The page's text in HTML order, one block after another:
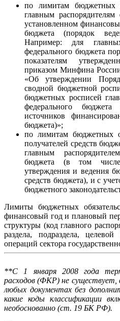
по лимитам бюджетных
главным
установленном
бюджета (порядок
Например: для
федерального бюджета
показателям
приказом Минфина
«Об утверждении
сводной бюджетной
бюджетных росписей
федерального бюджета
источников
бюджета)»;
по лимитам бюджетных
получателей средств
главным
бюджета (в том числе
утверждения и ведения
средств бюджета), и с
бюджетного
Лимиты бюджетных
финансовый год и плановый
структуры (код главного
раздела, подраздела,
операций сектора
**С 1 января 2008 года
расходов (ФКР) не существует,
любых документах без
какие коды классификации
необоснованно (ст. 19 БК РФ).